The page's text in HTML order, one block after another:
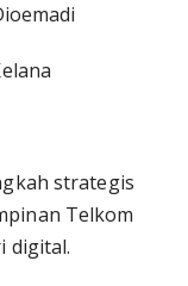
strategis
Telkom
digital.